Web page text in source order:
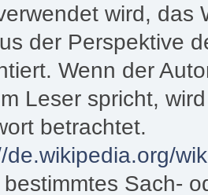
wird, das
der Perspektive
Wenn der
Leser spricht,
betrachtet.
de.wikipedia.org/
bestimmtes Sach-